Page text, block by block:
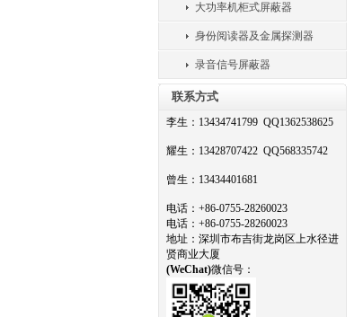
大功率机柜式屏蔽器
身份阅读器及金属探测器
录音信号屏蔽器
联系方式
李生：13434741799 QQ1362538625
耀生：13428707422 QQ568335742
曾生：13434401681
电话： +86-0755-28260023
电话：+86-0755-28260023
地址 ： 深圳市布吉街龙岗区上水径进
贤商业大厦
(WeChat)微信号：